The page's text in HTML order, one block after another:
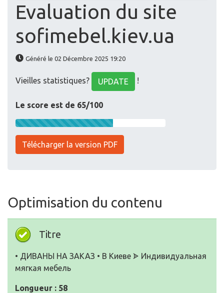
Evaluation du site
sofimebel.kiev.ua
Généré le 02 Décembre 2025 19:20
Vieilles statistiques? UPDATE !
Le score est de 65/100
Télécharger la version PDF
Optimisation du contenu
Titre
• ДИВАНЫ НА ЗАКАЗ • В Киеве ᗎ Индивидуальная
мягкая мебель
Longueur : 58